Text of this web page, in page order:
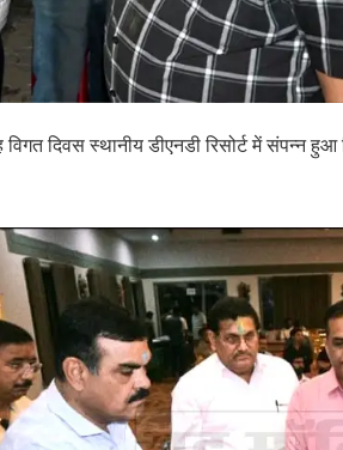
दिवस स्थानीय डीएनडी रिसोर्ट में